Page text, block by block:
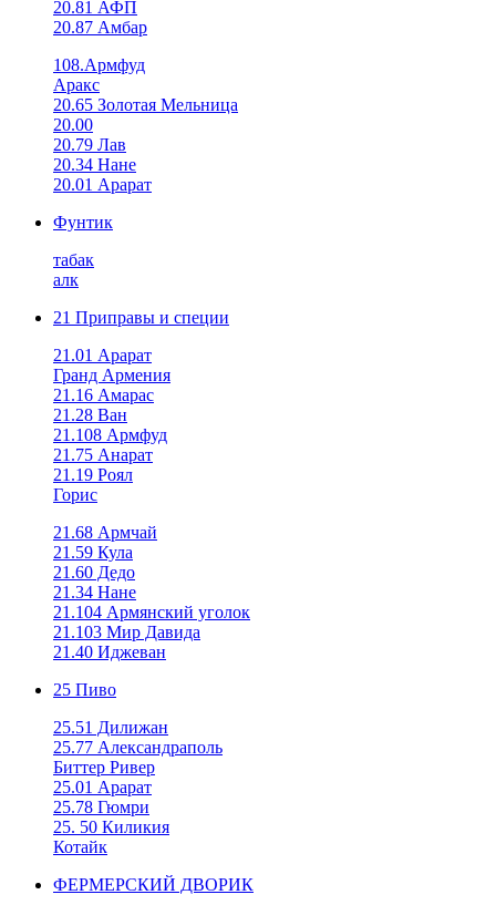
20.81 АФП
20.87 Амбар
108.Армфуд
Аракс
20.65 Золотая Мельница
20.00
20.79 Лав
20.34 Нане
20.01 Арарат
Фунтик
табак
алк
21 Приправы и специи
21.01 Арарат
Гранд Армения
21.16 Амарас
21.28 Ван
21.108 Армфуд
21.75 Анарат
21.19 Роял
Горис
21.68 Армчай
21.59 Кула
21.60 Дедо
21.34 Нане
21.104 Армянский уголок
21.103 Мир Давида
21.40 Иджеван
25 Пиво
25.51 Дилижан
25.77 Александраполь
Биттер Ривер
25.01 Арарат
25.78 Гюмри
25. 50 Киликия
Котайк
ФЕРМЕРСКИЙ ДВОРИК